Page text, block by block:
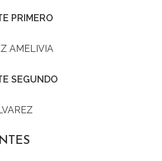
PRIMERO
AMELIVIA
SEGUNDO